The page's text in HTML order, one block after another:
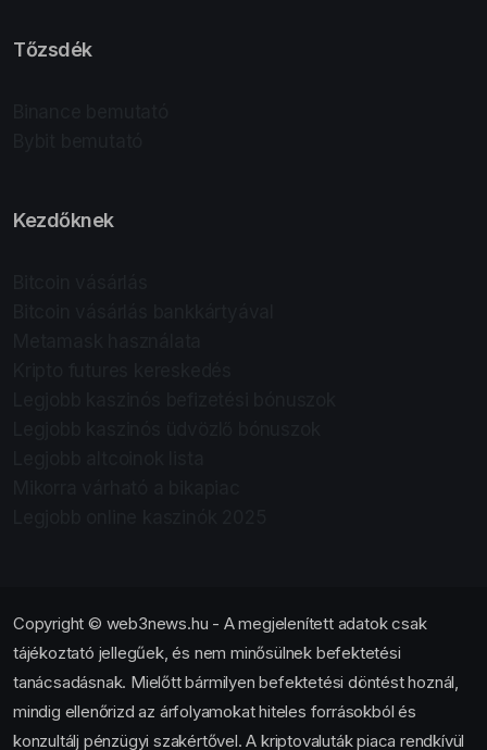
Tőzsdék
Kezdőknek
Copyright © web3news.hu - A megjelenített adatok csak
tájékoztató jellegűek, és nem minősülnek befektetési
tanácsadásnak. Mielőtt bármilyen befektetési döntést hoznál,
mindig ellenőrizd az árfolyamokat hiteles forrásokból és
konzultálj pénzügyi szakértővel. A kriptovaluták piaca rendkívül